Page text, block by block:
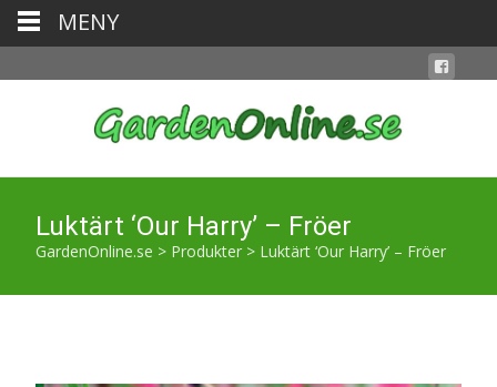
Luktärt ‘Our Harry’ – Fröer
GardenOnline.se > Produkter > Luktärt ‘Our Harry’ – Fröer
MENY